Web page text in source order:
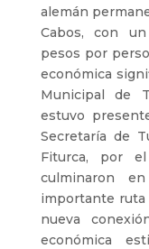
alemán
Cabos, con
pesos por
económica
Municipal de
estuvo
Secretaría de
Fiturca, por
culminaron
importante ruta
nueva
económica